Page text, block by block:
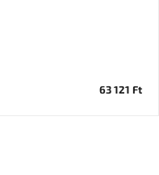
63 121 Ft